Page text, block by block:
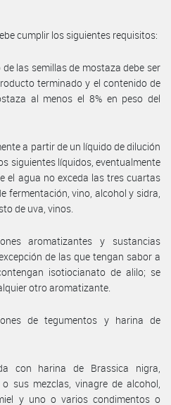
cumplir los siguientes requisitos:
las semillas de mostaza debe ser
terminado y el contenido de
al menos el 8% en peso del
a partir de un líquido de dilución
siguientes líquidos, eventualmente
el agua no exceda las tres cuartas
fermentación, vino, alcohol y sidra,
de uva, vinos.
aromatizantes y sustancias
de las que tengan sabor a
isotiocianato de alilo; se
otro aromatizante.
de tegumentos y harina de
con harina de Brassica nigra,
sus mezclas, vinagre de alcohol,
y uno o varios condimentos o